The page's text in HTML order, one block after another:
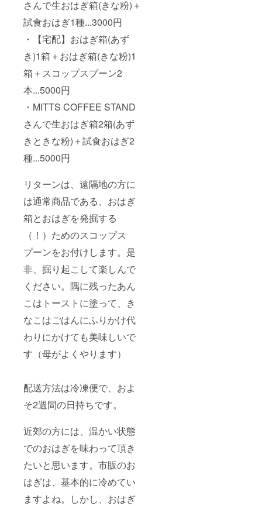
さんで生おはぎ箱(きな粉)＋
試食おはぎ1種...3000円
・【宅配】おはぎ箱(あず
き)1箱＋おはぎ箱(きな粉)1
箱＋スコップスプーン2
本...5000円
・MITTS COFFEE STAND
さんで生おはぎ箱2箱(あず
きときな粉)＋試食おはぎ2
種...5000円
リターンは、遠隔地の方に
は通常商品である、おはぎ
箱とおはぎを発掘する
（！）ためのスコップス
プーンをお付けします。是
非、掘り起こして楽しんで
ください。隅に残ったあん
こはトーストに塗って、き
なこはごはんにふりかけ代
わりにかけても美味しいで
す（母がよくやります）
配送方法は冷凍便で、およ
そ2週間の日持ちです。
近郊の方には、温かい状態
でのおはぎを味わって頂き
たいと思います。市販のお
はぎは、基本的に冷めてい
ますよね。しかし、おはぎ